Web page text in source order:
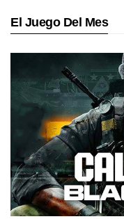
El Juego Del Mes